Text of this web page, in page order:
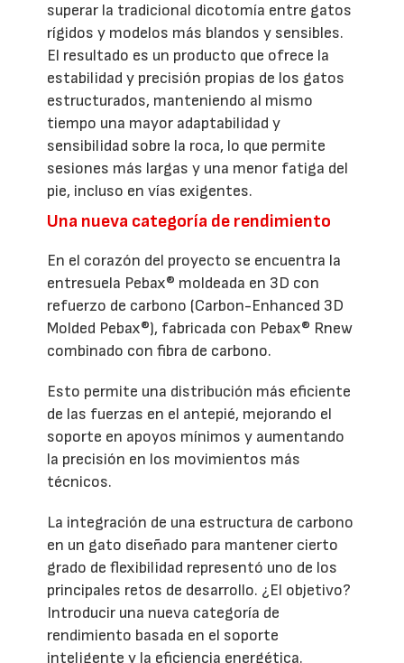
superar la tradicional dicotomía entre gatos
rígidos y modelos más blandos y sensibles.
El resultado es un producto que ofrece la
estabilidad y precisión propias de los gatos
estructurados, manteniendo al mismo
tiempo una mayor adaptabilidad y
sensibilidad sobre la roca, lo que permite
sesiones más largas y una menor fatiga del
pie, incluso en vías exigentes.
Una nueva categoría de rendimiento
En el corazón del proyecto se encuentra la
entresuela Pebax® moldeada en 3D con
refuerzo de carbono (Carbon-Enhanced 3D
Molded Pebax®), fabricada con Pebax® Rnew
combinado con fibra de carbono.
Esto permite una distribución más eficiente
de las fuerzas en el antepié, mejorando el
soporte en apoyos mínimos y aumentando
la precisión en los movimientos más
técnicos.
La integración de una estructura de carbono
en un gato diseñado para mantener cierto
grado de flexibilidad representó uno de los
principales retos de desarrollo. ¿El objetivo?
Introducir una nueva categoría de
rendimiento basada en el soporte
inteligente y la eficiencia energética.